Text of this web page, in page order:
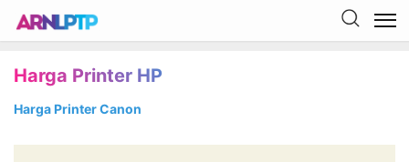
Harga Printer HP
Harga Printer Canon